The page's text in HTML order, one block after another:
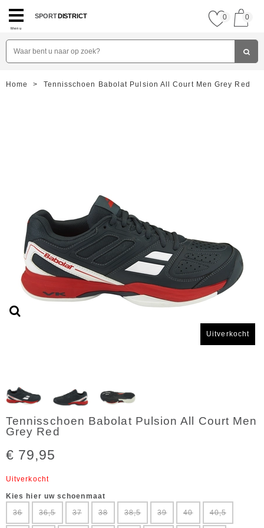
Menu
SPORTDISTRICT 0 0
Home > Tennisschoen Babolat Pulsion All Court Men Grey Red
Uitverkocht
Tennisschoen Babolat Pulsion All Court Men
Grey Red
€ 79,95
Uitverkocht
Kies hier uw schoenmaat
36
36,5 37 38 38,5 39 40 40,5